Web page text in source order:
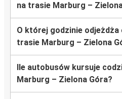
na trasie Marburg –
O której godzinie
trasie Marburg – Zielona
Ile autobusów kursuje
Marburg – Zielona Góra?